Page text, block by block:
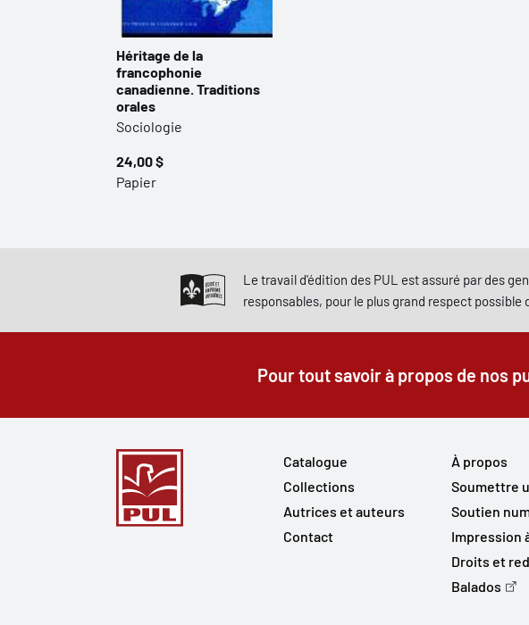
Héritage de la
francophonie
canadienne. Traditions
orales
Sociologie
24,00 $
Papier
Le travail d'édition des PUL est assuré par des
responsables, pour le plus grand respect possible
Pour tout savoir à propos de nos
Catalogue
Collections
Autrices et auteurs
Contact
À propos
Soumettre
Soutien
Impression
Droits et
Balados